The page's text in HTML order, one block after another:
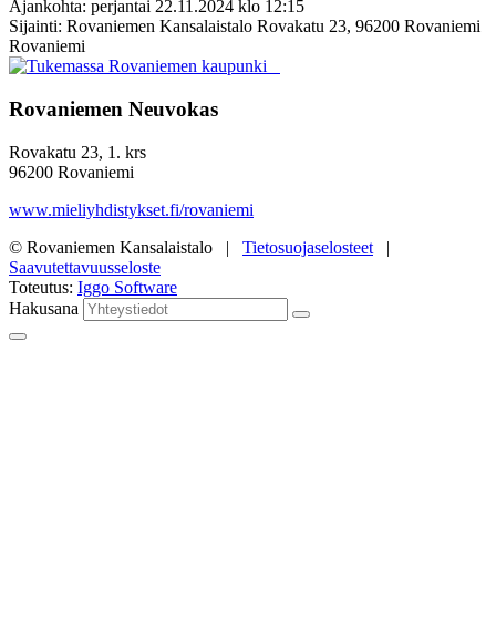
Ajankohta: perjantai 22.11.2024 klo 12:15
Sijainti: Rovaniemen Kansalaistalo Rovakatu 23, 96200 Rovaniemi
Rovaniemi
Rovaniemen Neuvokas
Rovakatu 23, 1. krs
96200 Rovaniemi
www.mieliyhdistykset.fi/rovaniemi
© Rovaniemen Kansalaistalo | Tietosuojaselosteet |
Saavutettavuusseloste
Toteutus: Iggo Software
Hakusana